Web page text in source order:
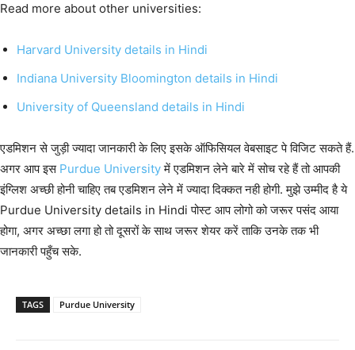
Read more about other universities:
Harvard University details in Hindi
Indiana University Bloomington details in Hindi
University of Queensland details in Hindi
एडमिशन से जुड़ी ज्यादा जानकारी के लिए इसके ऑफिसियल वेबसाइट पे विजिट सकते हैं.
अगर आप इस Purdue Universityमें एडमिशन लेने बारे में सोच रहे हैं तो आपकी
इंग्लिश अच्छी होनी चाहिए तब एडमिशन लेने में ज्यादा दिक्कत नही होगी. मुझे उम्मीद है ये
Purdue University details in Hindi पोस्ट आप लोगो को जरूर पसंद आया
होगा, अगर अच्छा लगा हो तो दूसरों के साथ जरूर शेयर करें ताकि उनके तक भी
जानकारी पहुँच सके.
TAGS Purdue University